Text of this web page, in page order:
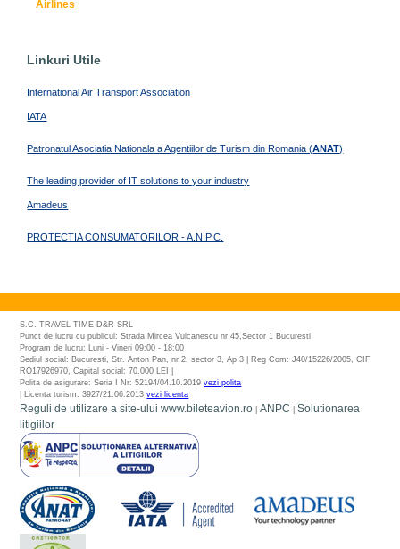
Airlines
Linkuri Utile
International Air Transport Association
IATA
Patronatul Asociatia Nationala a Agentiilor de Turism din Romania (ANAT)
The leading provider of IT solutions to your industry
Amadeus
PROTECTIA CONSUMATORILOR - A.N.P.C.
S.C. TRAVEL TIME D&R SRL
Punct de lucru cu publicul: Strada Mircea Vulcanescu nr 45,Sector 1 Bucuresti
Program de lucru: Luni - Vineri 09:00 - 18:00
Sediul social: Bucuresti, Str. Anton Pan, nr 2, sector 3, Ap 3 | Reg Com: J40/15226/2005, CIF
RO17926970, Capital social: 70.000 LEI |
Polita de asigurare: Seria I Nr: 52194/04.10.2019vezi polita
| Licenta turism: 3927/21.06.2013vezi licenta
Reguli de utilizare a site-ului www.bileteavion.ro |ANPC |Solutionarea
litigiilor